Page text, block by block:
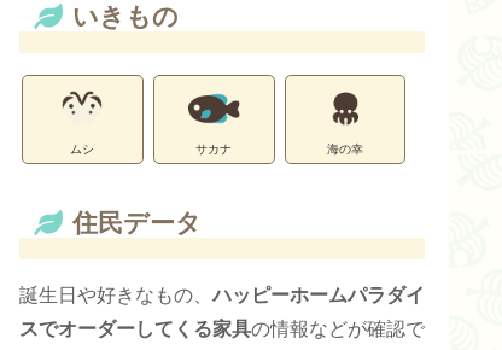
いきもの
ムシ サカナ 海の幸
住民データ
誕生日や好きなもの、ハッピーホームパラダイ
スでオーダーしてくる家具の情報などが確認で